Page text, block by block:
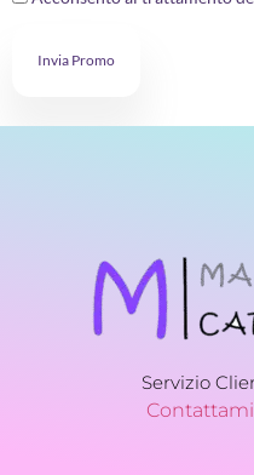
Invia Promo
Servizio